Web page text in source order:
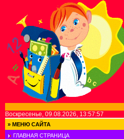
Воскресенье, 09.08.2026, 13:57:57
» МЕНЮ САЙТА
ГЛАВНАЯ СТРАНИЦА